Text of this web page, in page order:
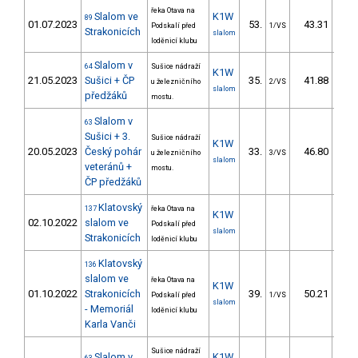
01.07.2023
89 Slalom ve
Strakonicích
řeka Otava na
Podskalí před
loděnicí klubu
K1W
slalom
53. 1/VS 43.31
21.05.2023
64 Slalom v
Sušici + ČP
předžáků
Sušice nádraží
u železničního
mostu.
K1W
slalom
35. 2/VS 41.88
20.05.2023
63 Slalom v
Sušici + 3.
Český pohár
veteránů +
ČP předžáků
Sušice nádraží
u železničního
mostu.
K1W
slalom
33. 3/VS 46.80
02.10.2022
137 Klatovský
slalom ve
Strakonicích
řeka Otava na
Podskalí před
loděnicí klubu
K1W
slalom
01.10.2022
136 Klatovský
slalom ve
Strakonicích
- Memoriál
Karla Vanči
řeka Otava na
Podskalí před
loděnicí klubu
K1W
slalom
39. 1/VS 50.21
Sušice nádraží